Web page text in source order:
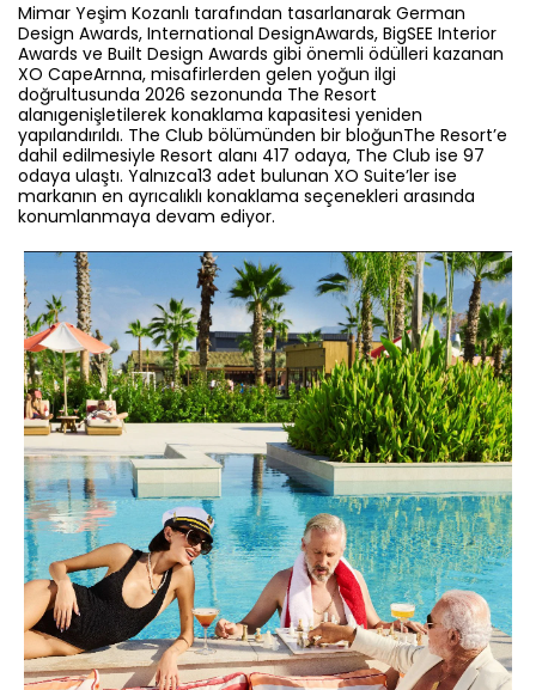
Mimar Yeşim Kozanlı tarafından tasarlanarak German
Design Awards, International DesignAwards, BigSEE Interior
Awards ve Built Design Awards gibi önemli ödülleri kazanan
XO CapeArnna, misafirlerden gelen yoğun ilgi
doğrultusunda 2026 sezonunda The Resort
alanıgenişletilerek konaklama kapasitesi yeniden
yapılandırıldı. The Club bölümünden bir bloğunThe Resort’e
dahil edilmesiyle Resort alanı 417 odaya, The Club ise 97
odaya ulaştı. Yalnızca13 adet bulunan XO Suite’ler ise
markanın en ayrıcalıklı konaklama seçenekleri arasında
konumlanmaya devam ediyor.